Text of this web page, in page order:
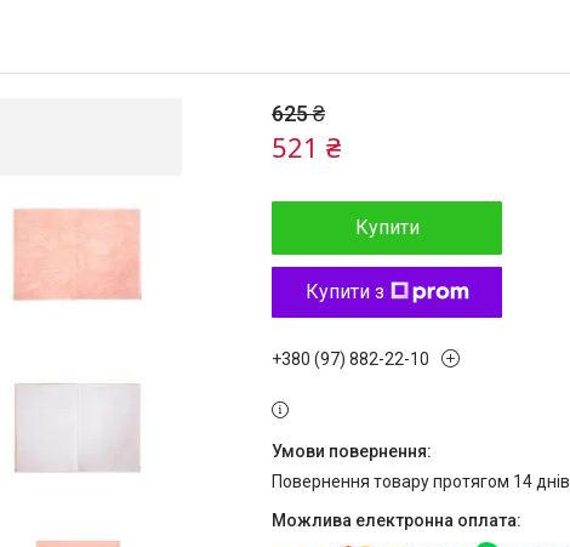
625 ₴
521 ₴
Купити
Купити з
+380 (97) 882-22-10
повернення товару протягом 14 днів